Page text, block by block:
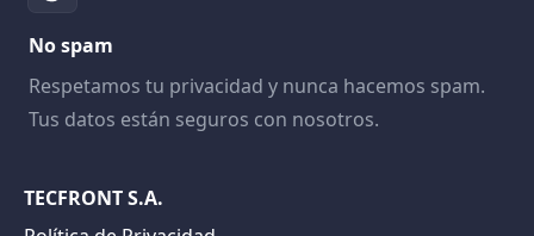
No spam
Respetamos tu privacidad y nunca hacemos spam.
Tus datos están seguros con nosotros.
TECFRONT S.A.